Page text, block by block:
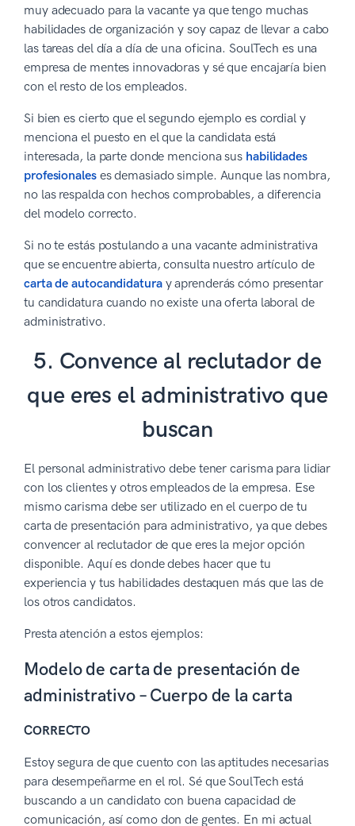
muy adecuado para la vacante ya que tengo muchas
habilidades de organización y soy capaz de llevar a cabo
las tareas del día a día de una oficina. SoulTech es una
empresa de mentes innovadoras y sé que encajaría bien
con el resto de los empleados.
Si bien es cierto que el segundo ejemplo es cordial y
menciona el puesto en el que la candidata está
interesada, la parte donde menciona sus habilidades
profesionaleses demasiado simple. Aunque las nombra,
no las respalda con hechos comprobables, a diferencia
del modelo correcto.
Si no te estás postulando a una vacante administrativa
que se encuentre abierta, consulta nuestro artículo de
carta de autocandidaturay aprenderás cómo presentar
tu candidatura cuando no existe una oferta laboral de
administrativo.
5. Convence al reclutador de
que eres el administrativo que
buscan
El personal administrativo debe tener carisma para lidiar
con los clientes y otros empleados de la empresa. Ese
mismo carisma debe ser utilizado en el cuerpo de tu
carta de presentación para administrativo, ya que debes
convencer al reclutador de que eres la mejor opción
disponible. Aquí es donde debes hacer que tu
experiencia y tus habilidades destaquen más que las de
los otros candidatos.
Presta atención a estos ejemplos:
Modelo de carta de presentación de
administrativo – Cuerpo de la carta
CORRECTO
Estoy segura de que cuento con las aptitudes necesarias
para desempeñarme en el rol. Sé que SoulTech está
buscando a un candidato con buena capacidad de
comunicación, así como don de gentes. En mi actual